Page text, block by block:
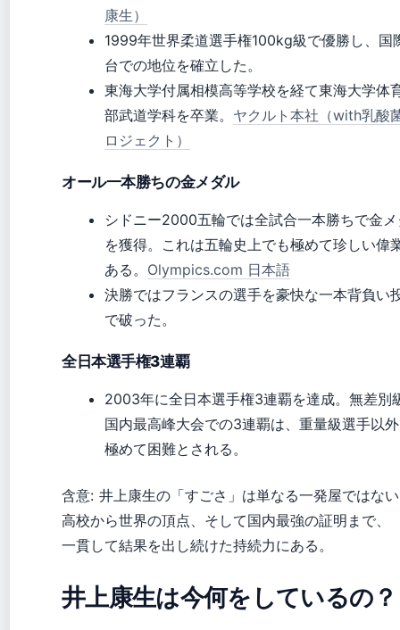
康生）
1999年世界柔道選手権100kg級で優勝し、国
台での地位を確立した。
東海大学付属相模高等学校を経て東海大学体
部武道学科を卒業。 ヤクルト本社（with乳酸
ロジェクト）
オール一本勝ちの金メダル
シドニー2000五輪では全試合一本勝ちで金
を獲得。これは五輪史上でも極めて珍しい偉
ある。 Olympics.com 日本語
決勝ではフランスの選手を豪快な一本背負い
で破った。
全日本選手権3連覇
2003年に全日本選手権3連覇を達成。無差別
国内最高峰大会での3連覇は、重量級選手以
極めて困難とされる。
含意: 井上康生の「すごさ」は単なる一発屋ではな
高校から世界の頂点、そして国内最強の証明まで、
一貫して結果を出し続けた持続力にある。
井上康生は今何をしているの？